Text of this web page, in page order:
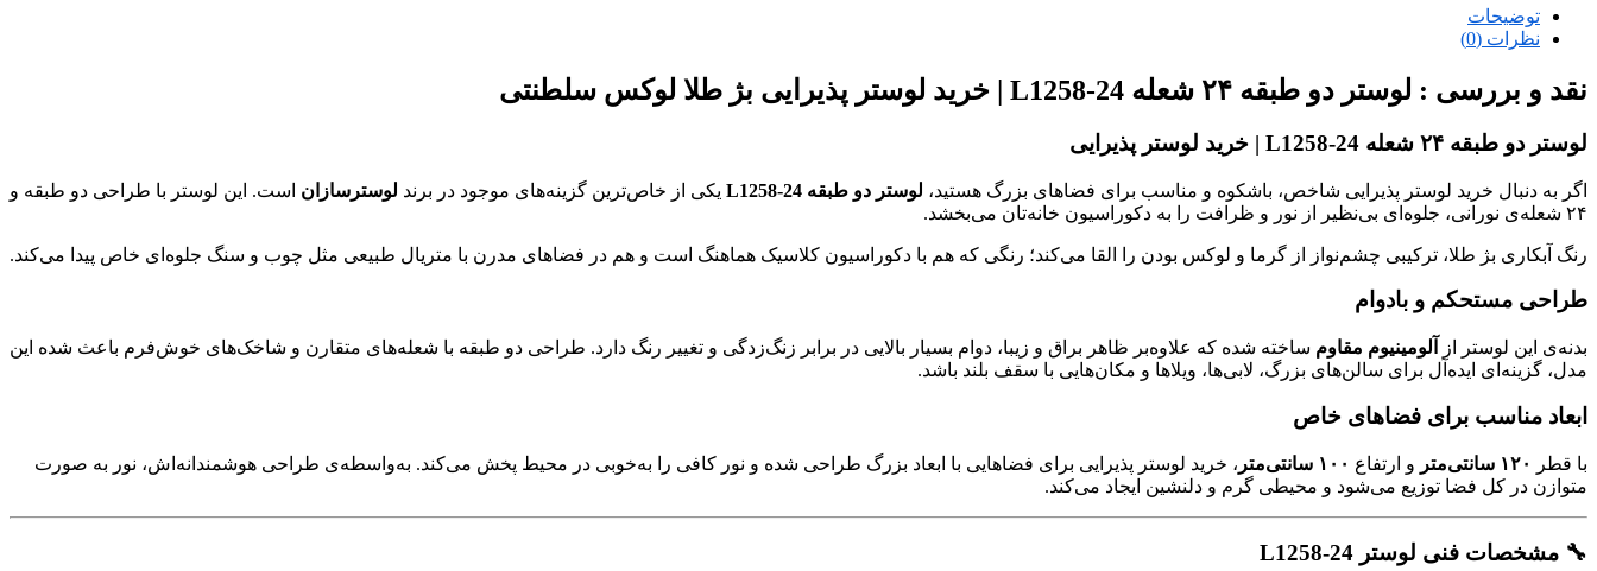
توضیحات
نظرات (0)
نقد و بررسی : لوستر دو طبقه ۲۴ شعله L1258-24 | خرید لوستر پذیرایی بژ طلا لوکس سلطنتی
لوستر دو طبقه ۲۴ شعله L1258-24 | خرید لوستر پذیرایی
اگر به دنبال خرید لوستر پذیرایی شاخص، باشکوه و مناسب برای فضاهای بزرگ هستید، لوستر دو طبقه L1258-24 یکی از خاص‌ترین گزینه‌های موجود در برند لوسترسازان است. این لوستر با طراحی دو طبقه و
۲۴ شعله‌ی نورانی، جلوه‌ای بی‌نظیر از نور و ظرافت را به دکوراسیون خانه‌تان می‌بخشد.
رنگ آبکاری بژ طلا، ترکیبی چشم‌نواز از گرما و لوکس بودن را القا می‌کند؛ رنگی که هم با دکوراسیون کلاسیک هماهنگ است و هم در فضاهای مدرن با متریال طبیعی مثل چوب و سنگ جلوه‌ای خاص پیدا می‌کند.
طراحی مستحکم و بادوام
بدنه‌ی این لوستر از آلومینیوم مقاوم ساخته شده که علاوه‌بر ظاهر براق و زیبا، دوام بسیار بالایی در برابر زنگ‌زدگی و تغییر رنگ دارد. طراحی دو طبقه با شعله‌های متقارن و شاخک‌های خوش‌فرم باعث شده این
مدل، گزینه‌ای ایده‌آل برای سالن‌های بزرگ، لابی‌ها، ویلاها و مکان‌هایی با سقف بلند باشد.
ابعاد مناسب برای فضاهای خاص
با قطر ۱۲۰ سانتی‌متر و ارتفاع ۱۰۰ سانتی‌متر
، خرید لوستر پذیرایی برای فضاهایی با ابعاد بزرگ طراحی شده و نور کافی را به‌خوبی در محیط پخش می‌کند. به‌واسطه‌ی طراحی هوشمندانه‌اش، نور به صورت
متوازن در کل فضا توزیع می‌شود و محیطی گرم و دلنشین ایجاد می‌کند.
🔧 مشخصات فنی لوستر L1258-24